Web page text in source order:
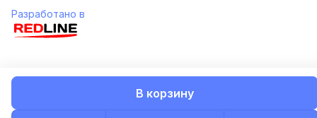
В корзину
Корзина Избранные
Разработано в